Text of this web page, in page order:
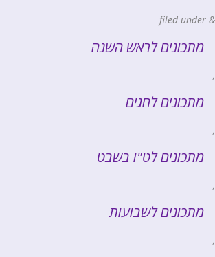
&
מתכונים לראש השנה
,
מתכונים לחגים
,
מתכונים לט"ו בשבט
,
מתכונים לשבועות
,